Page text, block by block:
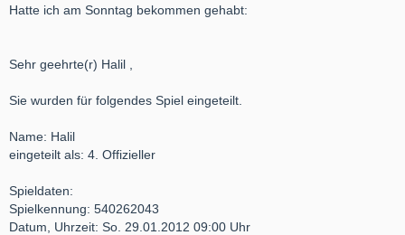
Hatte ich am Sonntag bekommen gehabt:
Sehr geehrte(r) Halil ,
Sie wurden für folgendes Spiel eingeteilt.
Name: Halil
eingeteilt als: 4. Offizieller
Spieldaten:
Spielkennung: 540262043
Datum, Uhrzeit: So. 29.01.2012 09:00 Uhr